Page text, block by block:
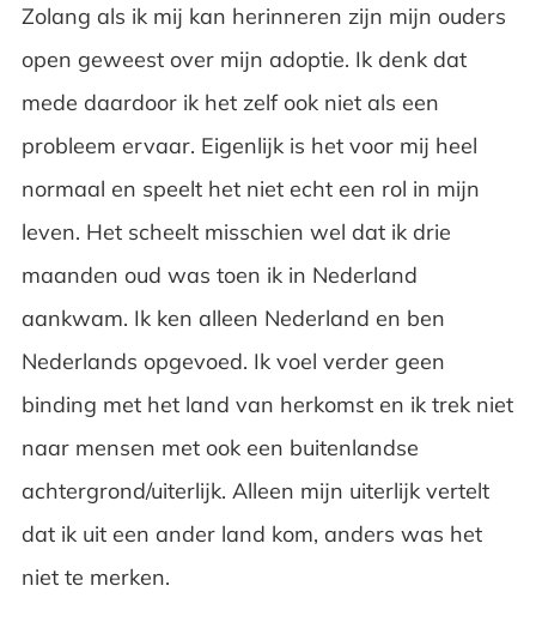
Zolang als ik mij kan herinneren zijn mijn ouders
open geweest over mijn adoptie. Ik denk dat
mede daardoor ik het zelf ook niet als een
probleem ervaar. Eigenlijk is het voor mij heel
normaal en speelt het niet echt een rol in mijn
leven. Het scheelt misschien wel dat ik drie
maanden oud was toen ik in Nederland
aankwam. Ik ken alleen Nederland en ben
Nederlands opgevoed. Ik voel verder geen
binding met het land van herkomst en ik trek niet
naar mensen met ook een buitenlandse
achtergrond/uiterlijk. Alleen mijn uiterlijk vertelt
dat ik uit een ander land kom, anders was het
niet te merken.